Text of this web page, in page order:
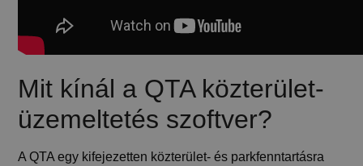
Mit kínál a QTA közterület-
üzemeltetés szoftver?
A QTA egy kifejezetten közterület- és parkfenntartásra